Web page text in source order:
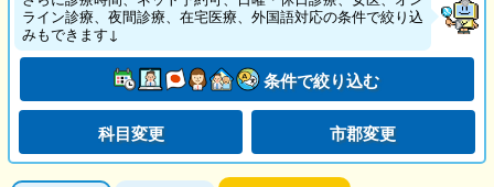
ライン診療、夜間診療、在宅医療、外国語対応の条件で絞り込
みもできます↓
条件で絞り込む
科目変更 市郡変更